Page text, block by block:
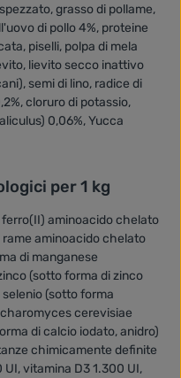
grasso di pollame,
di pollo 4%, proteine
piselli, polpa di mela
lievito secco inattivo
semi di lino, radice di
cloruro di potassio,
0,06%, Yucca
per 1 kg
aminoacido chelato
rame aminoacido chelato
di manganese
(sotto forma di zinco
(sotto forma
cerevisiae
di calcio iodato, anidro)
chimicamente definite
vitamina D3 1.300 UI,